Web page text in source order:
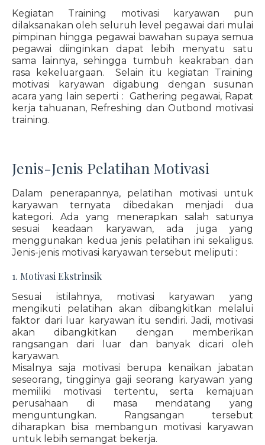
Kegiatan Training motivasi karyawan pun
dilaksanakan oleh seluruh level pegawai dari mulai
pimpinan hingga pegawai bawahan supaya semua
pegawai diinginkan dapat lebih menyatu satu
sama lainnya, sehingga tumbuh keakraban dan
rasa kekeluargaan. Selain itu kegiatan Training
motivasi karyawan digabung dengan susunan
acara yang lain seperti : Gathering pegawai, Rapat
kerja tahuanan, Refreshing dan Outbond motivasi
training.
Jenis-Jenis Pelatihan Motivasi
Dalam penerapannya, pelatihan motivasi untuk
karyawan ternyata dibedakan menjadi dua
kategori. Ada yang menerapkan salah satunya
sesuai keadaan karyawan, ada juga yang
menggunakan kedua jenis pelatihan ini sekaligus.
Jenis-jenis motivasi karyawan tersebut meliputi :
1. Motivasi Ekstrinsik
Sesuai istilahnya, motivasi karyawan yang
mengikuti pelatihan akan dibangkitkan melalui
faktor dari luar karyawan itu sendiri. Jadi, motivasi
akan dibangkitkan dengan memberikan
rangsangan dari luar dan banyak dicari oleh
karyawan.
Misalnya saja motivasi berupa kenaikan jabatan
seseorang, tingginya gaji seorang karyawan yang
memiliki motivasi tertentu, serta kemajuan
perusahaan di masa mendatang yang
menguntungkan. Rangsangan tersebut
diharapkan bisa membangun motivasi karyawan
untuk lebih semangat bekerja.